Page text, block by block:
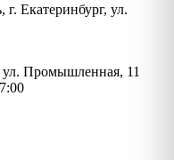
г. Екатеринбург, ул.
Промышленная, 11